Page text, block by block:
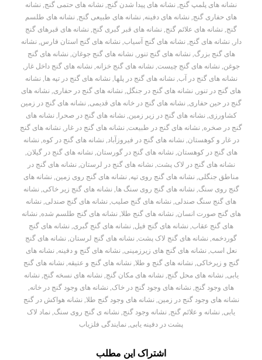
نشانه های پلمپ گنج, نشانه های پیدا شدن گنج, نشانه های حتمی گنج, نشانه
های حفاری گنج, نشانه های دفینه, نشانه های طبیعی گنج, نشانه های طلسم
گنج, نشانه های علائم گنج, نشانه های قبر گبری گنج, نشانه های قبرهای گنج
دار ,نشانه های گنج,نشانه های گنج آسیاب,نشانه های گنج استان فارس,نشانه
های گنج بزرگ,نشانه های گنج تنور ,نشانه های گنج جوغان,نشانه های گنج
جوغن,نشانه های گنج چیست,نشانه های گنج خزانه,نشانه های گنج داخل غار ,
نشانه های گنج در آب,نشانه های گنج در پلها,نشانه های گنج در تپه ها,نشانه
های گنج در تنور , نشانه های گنج در جنگل, نشانه های گنج در حفاری, نشانه های
گنج در حین حفاری, نشانه های گنج در خانه های قدیمی, نشانه های گنج در زمین
کشاورزی,نشانه های گنج در زیر زمین,نشانه های گنج در صحرا ,نشانه های
گنج در صخره, نشانه های گنج در طبیعت, نشانه های گنج در غار , نشانه های گنج
در غار و کوهستان,نشانه های گنج در فیروزآباد,نشانه های گنج در کوه,نشانه
های گنج در کوهستان,نشانه های گنج در گورستان,نشانه های گنج در گیلان,
نشانه های گنج در لاک پشت,نشانه های گنج در لرستان,نشانه های گنج در
مناطق جنگلی, نشانه های گنج روی تپه, نشانه های گنج روی زمین, نشانه های
گنج روی سنگ,نشانه های گنج روی سنگ ها,نشانه های گنج زیر خاکی,نشانه
های گنج سنگ صندلی, نشانه های گنج صلیب, نشانه های گنج صندلی, نشانه
های گنج صورت انسان,نشانه های گنج طلا,نشانه های گنج طلسم شده,نشانه
های گنج عقاب, نشانه های گنج فیل, نشانه های گنج گبری, نشانه های گنج
گوردخمه, نشانه های گنج لاک پشت, نشانه های گنج لرستان, نشانه های گنج
نعل اسب,نشانه های گنج های زیرزمینی,نشانه های گنج و دفینه,نشانه های
گنج و زیرخاکی,نشانه های گنج و طلا,نشانه های گنج و عتیقه,نشانه های گنج
یابی,نشانه های محل گنج,نشانه های مکان گنج,نشانه های نسخه گنج,نشانه
های وجود گنج, نشانه های وجود گنج در خاک, نشانه های وجود گنج در خانه,
نشانه های وجود گنج در زمین,نشانه های وجود گنج طلا,نشانه هواکش در گنج
یابی, نشانه و علائم گنج, نشانه وجود گنج, نشانه ی گنج روی سنگ, نماد لاک
پشت در دفینه یابی, نمایندگی فلزیاب
اشتراک این مطلب